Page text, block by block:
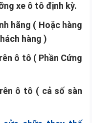
xe ô tô định kỳ.
hãng ( Hoặc hàng
hàng )
ô tô ( Phần Cứng
ô tô ( cả số sàn